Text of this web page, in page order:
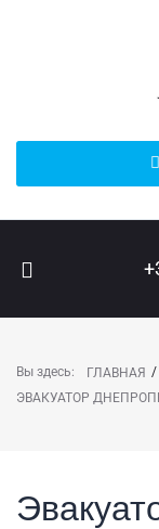
Вы здесь: ГЛАВНАЯ /
ЭВАКУАТОР
ПОИСК НА